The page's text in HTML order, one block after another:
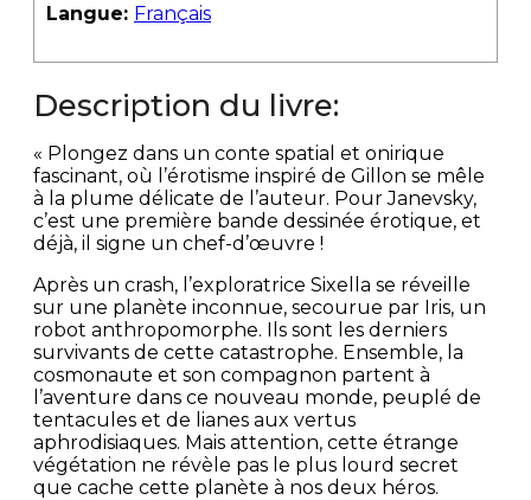
Langue: Français
Description du livre:
« Plongez dans un conte spatial et onirique
fascinant, où l’érotisme inspiré de Gillon se mêle
à la plume délicate de l’auteur. Pour Janevsky,
c’est une première bande dessinée érotique, et
déjà, il signe un chef-d’œuvre !
Après un crash, l’exploratrice Sixella se réveille
sur une planète inconnue, secourue par Iris, un
robot anthropomorphe. Ils sont les derniers
survivants de cette catastrophe. Ensemble, la
cosmonaute et son compagnon partent à
l’aventure dans ce nouveau monde, peuplé de
tentacules et de lianes aux vertus
aphrodisiaques. Mais attention, cette étrange
végétation ne révèle pas le plus lourd secret
que cache cette planète à nos deux héros.